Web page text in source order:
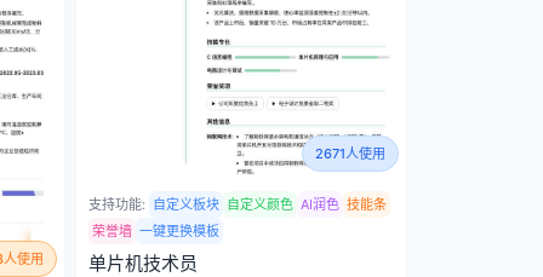
使用
2671人使用
支持功能: 自定义板块 自定义颜色 AI润色 技能条
荣誉墙 一键更换模板
单片机技术员